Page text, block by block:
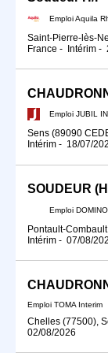
Emploi Aquila
Saint-Pierre-lès-
France - Intérim -
Emploi JUBIL
Sens (89090
Intérim - 18/07/
SOUDEUR
Emploi
Pontault-
Intérim - 07/08/
Emploi TOMA Interim
Chelles (77500),
02/08/2026